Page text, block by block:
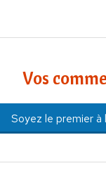
Vos
Soyez le premier à